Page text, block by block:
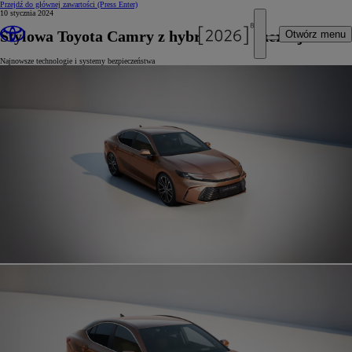
Przejdź do głównej zawartości (Press Enter)
Otwórz menu
10 stycznia 2024
Stylowa Toyota Camry z hybrydą 5. generacji
Najnowsze technologie i systemy bezpieczeństwa